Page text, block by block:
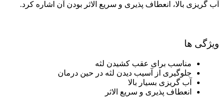
آب گریزی بالا، انعطاف پذیری و سریع الاثر بودن آن اشاره کرد.
ویژگی ها
مناسب برای عقب کشیدن لثه
جلوگیری از آسیب دیدن لثه در حین درمان
آب گریزی بسیار بالا
انعطاف پذیری و سریع الاثر